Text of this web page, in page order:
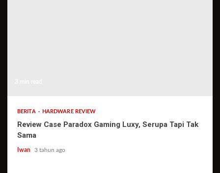
BERITA HARDWARE REVIEW
Review Case Paradox Gaming Luxy, Serupa Tapi Tak
Sama
Iwan 3 tahun ago